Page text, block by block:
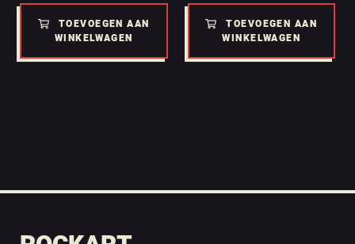
TOEVOEGEN AAN
WINKELWAGEN
TOEVOEGEN AAN
WINKELWAGEN